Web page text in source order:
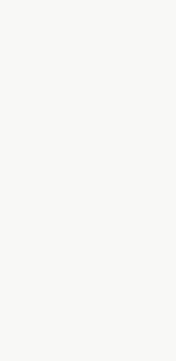
своими планами стоит
провокации,
хитрости, чтобы